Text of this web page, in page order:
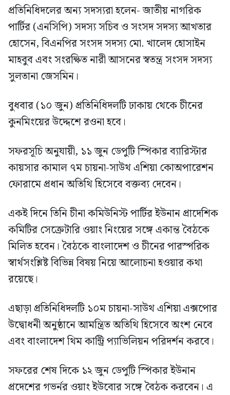
প্রতিনিধিদলের অন্য সদস্যরা হলেন- জাতীয় নাগরিক
পার্টির (এনসিপি) সদস্য সচিব ও সংসদ সদস্য আখতার
হোসেন, বিএনপির সংসদ সদস্য মো. খালেদ হোসাইন
মাহবুব এবং সংরক্ষিত নারী আসনের স্বতন্ত্র সংসদ সদস্য
সুলতানা জেসমিন।
বুধবার (১০ জুন) প্রতিনিধিদলটি ঢাকায় থেকে চীনের
কুনমিংয়ের উদ্দেশে রওনা হবে।
সফরসূচি অনুযায়ী, ১১ জুন ডেপুটি স্পিকার ব্যারিস্টার
কায়সার কামাল ৭ম চায়না-সাউথ এশিয়া কোঅপারেশন
ফোরামে প্রধান অতিথি হিসেবে বক্তব্য দেবেন।
একই দিনে তিনি চীনা কমিউনিস্ট পার্টির ইউনান প্রাদেশিক
কমিটির সেক্রেটারি ওয়াং নিংয়ের সঙ্গে একান্ত বৈঠকে
মিলিত হবেন। বৈঠকে বাংলাদেশ ও চীনের পারস্পরিক
স্বার্থসংশ্লিষ্ট বিভিন্ন বিষয় নিয়ে আলোচনা হওয়ার কথা
রয়েছে।
এছাড়া প্রতিনিধিদলটি ১০ম চায়না-সাউথ এশিয়া এক্সপোর
উদ্বোধনী অনুষ্ঠানে আমন্ত্রিত অতিথি হিসেবে অংশ নেবে
এবং বাংলাদেশ থিম কান্ট্রি প্যাভিলিয়ন পরিদর্শন করবে।
সফরের শেষ দিকে ১২ জুন ডেপুটি স্পিকার ইউনান
প্রদেশের গভর্নর ওয়াং ইউবোর সঙ্গে বৈঠক করবেন। এ